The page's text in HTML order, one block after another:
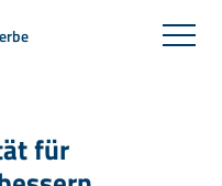
für